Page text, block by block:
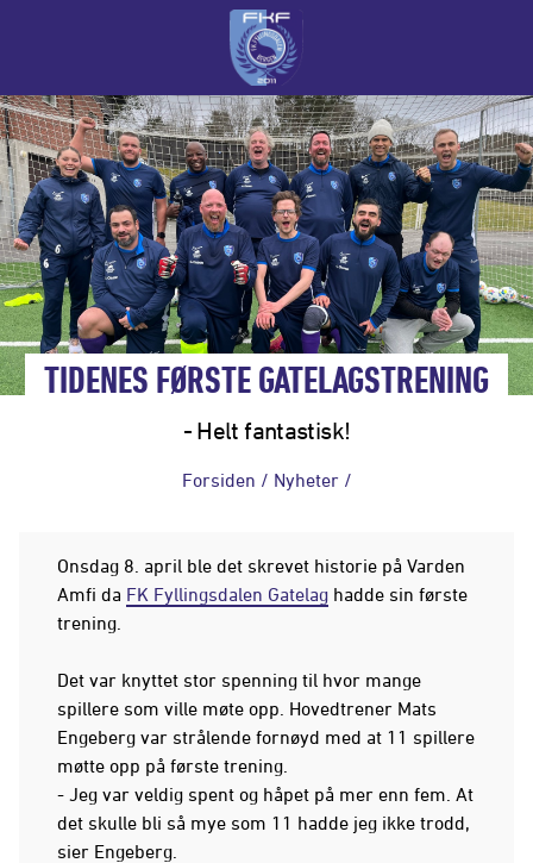
TIDENES FØRSTE GATELAGSTRENING
- Helt fantastisk!
Forsiden / Nyheter /
Onsdag 8. april ble det skrevet historie på Varden
Amfi da FK Fyllingsdalen Gatelag hadde sin første
trening.
Det var knyttet stor spenning til hvor mange
spillere som ville møte opp. Hovedtrener Mats
Engeberg var strålende fornøyd med at 11 spillere
møtte opp på første trening.
- Jeg var veldig spent og håpet på mer enn fem. At
det skulle bli så mye som 11 hadde jeg ikke trodd,
sier Engeberg.